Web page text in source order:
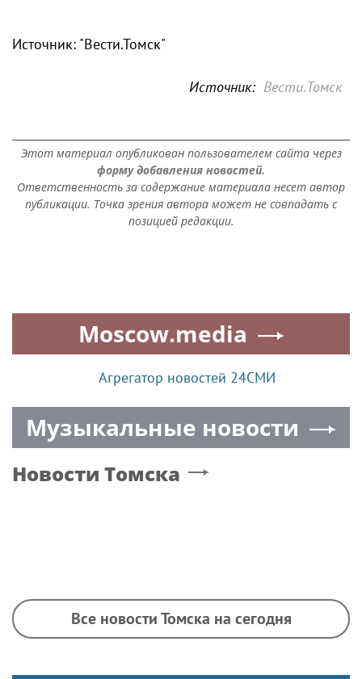
Источник: "Вести.Томск"
Источник: Вести.Томск
Этот материал опубликован пользователем сайта через
форму добавления новостей.
Ответственность за содержание материала несет автор
публикации. Точка зрения автора может не совпадать с
позицией редакции.
Moscow.media
Агрегатор новостей 24СМИ
Музыкальные новости
Новости Томска
Все новости Томска на сегодня